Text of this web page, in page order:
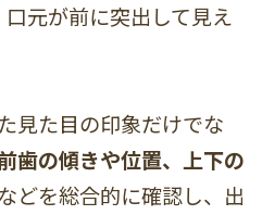
元が前に突出して見え
見た目の印象だけでな
歯の傾きや位置、上下の
などを総合的に確認し、出